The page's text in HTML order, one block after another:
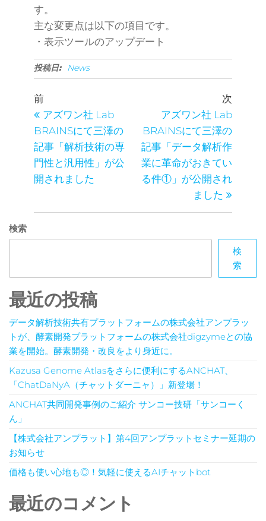
す。
主な変更点は以下の項目です。
・表示ツールのアップデート
投稿日: News
投
稿
ナ
ビ
ゲ
シ
ョ
過
去
の
投
稿
前
アズワン社 Lab
BRAINSにて三澤の
記事「解析技術の専
⾨性と汎⽤性」が公
開されました
の
投
稿
次
アズワン社 Lab
BRAINSにて三澤の
記事「データ解析作
業に革命がおきてい
る件①」が公開され
ました
検索
検
索
最近の投稿
データ解析技術共有プラットフォームの株式会社アンプラッ
トが、酵素開発プラットフォームの株式会社digzymeとの協
業を開始。酵素開発・改良をより身近に。
Kazusa Genome Atlasをさらに便利にするANCHAT、
「ChatDaNyA（チャットダーニャ）」新登場！
ANCHAT共同開発事例のご紹介 サンコー技研「サンコーく
ん」
【株式会社アンプラット】第4回アンプラットセミナー延期の
お知らせ
価格も使い心地も◎！気軽に使えるAIチャットbot
最近のコメント